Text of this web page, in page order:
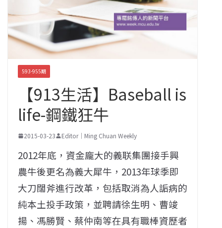
593-955期
【913生活】Baseball is
life-鋼鐵狂牛
2015-03-23 Editor｜Ming Chuan Weekly
2012年底，資金龐大的義联集團接手興
農牛後更名為義大犀牛，2013年球季即
大刀闊斧進行改革，包括取消為人詬病的
純本土投手政策，並聘請徐生明、曹竣
揚、馮勝賢、蔡仲南等在具有職棒資歷者